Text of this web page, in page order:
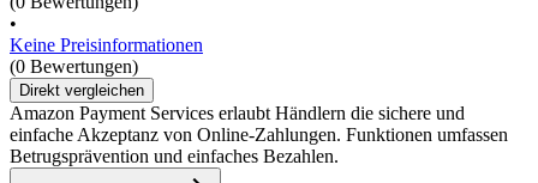
•
Keine Preisinformationen
(0 Bewertungen)
Direkt vergleichen
Amazon Payment Services erlaubt Händlern die sichere und
einfache Akzeptanz von Online-Zahlungen. Funktionen umfassen
Betrugsprävention und einfaches Bezahlen.